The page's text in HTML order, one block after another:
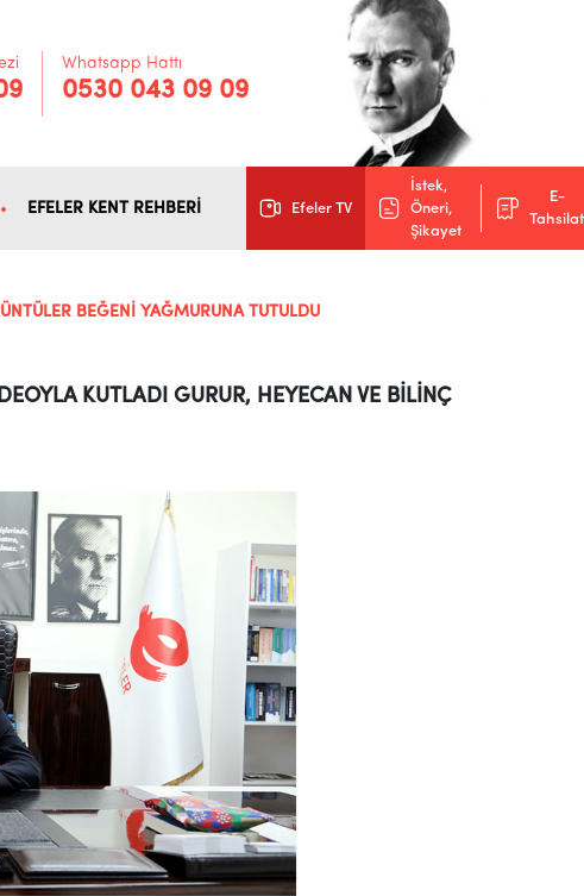
Whatsapp Hattı
0530 043 09 09
EFELER KENT REHBERİ Efeler TV
İstek,
Öneri,
Şikayet
E-
Tahsilat
BEĞENİ YAĞMURUNA TUTULDU
KUTLADI GURUR, HEYECAN VE BİLİNÇ